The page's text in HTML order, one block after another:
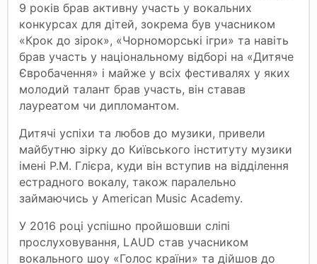
9 років брав активну участь у вокальних
конкурсах для дітей, зокрема був учасником
«Крок до зірок», «Чорноморські ігри» та навіть
брав участь у національному відборі на «Дитяче
Євробачення» і майже у всіх фестивалях у яких
молодий талант брав участь, він ставав
лауреатом чи дипломантом.
Дитячі успіхи та любов до музики, привели
майбутню зірку до Київського інституту музики
імені Р.М. Глієра, куди він вступив на відділення
естрадного вокалу, також паралельно
займаючись у American Music Academy.
У 2016 році успішно пройшовши сліпі
прослуховування, LAUD став учасником
вокального шоу «Голос країни» та дійшов до